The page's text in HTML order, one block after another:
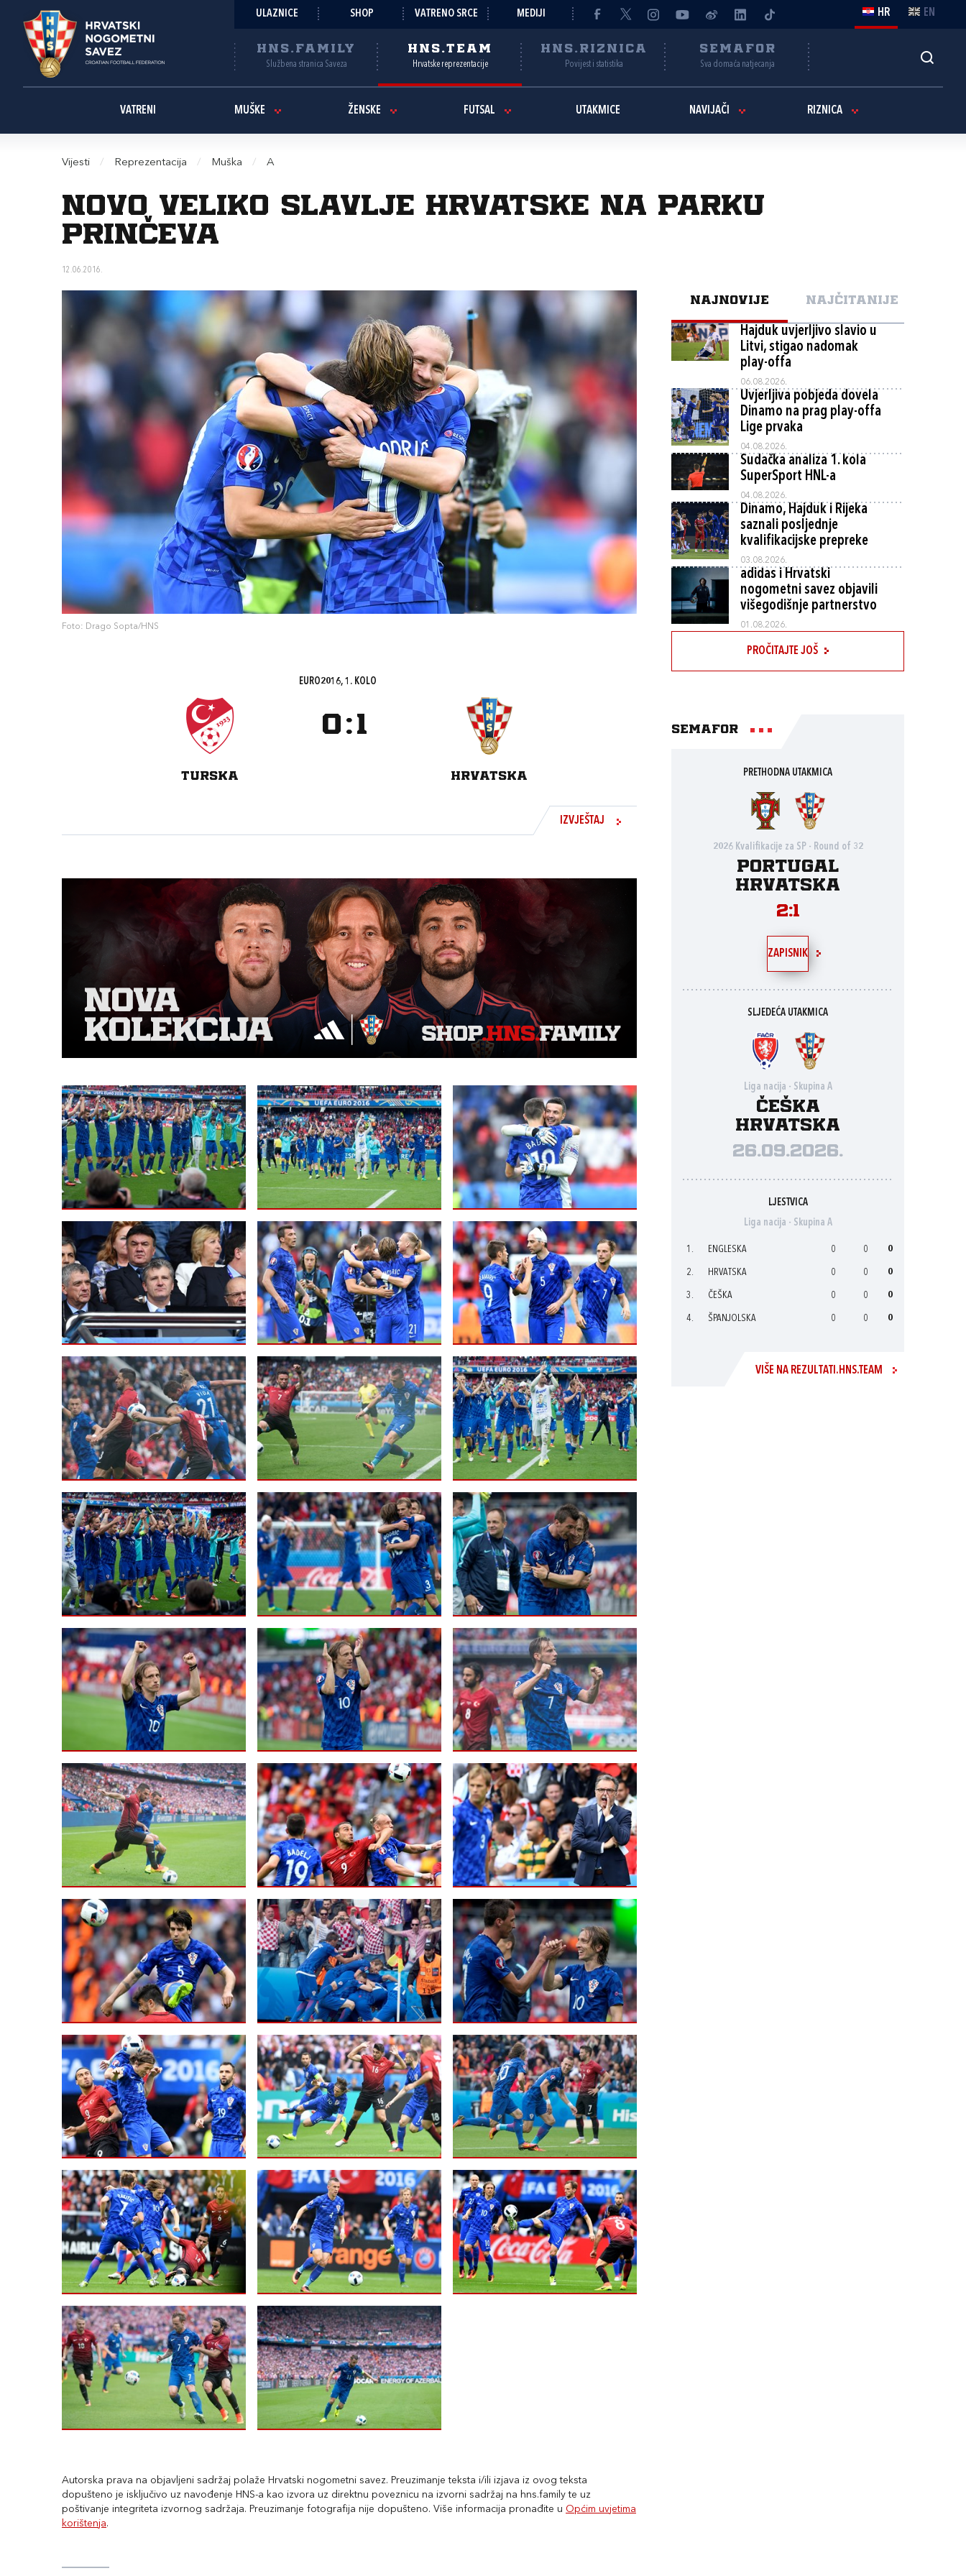
ULAZNICE SHOP VATRENO SRCE MEDIJI HR EN
HNS.FAMILY
Službena stranica Saveza
HNS.TEAM
Hrvatske reprezentacije
HNS.RIZNICA
Povijest i statistika
SEMAFOR
Sva domaća natjecanja
VATRENI MUŠKE ŽENSKE FUTSAL UTAKMICE NAVIJAČI RIZNICA
Vijesti / Reprezentacija / Muška / A
Novo veliko slavlje Hrvatske na Parku
prinčeva
12.06.2016.
Foto: Drago Sopta/HNS
EURO2016, 1. KOLO
TURSKA
0 :1
HRVATSKA
IZVJEŠTAJ
Autorska prava na objavljeni sadržaj polaže Hrvatski nogometni savez. Preuzimanje teksta i/ili izjava iz ovog teksta
dopušteno je isključivo uz navođenje HNS-a kao izvora uz direktnu poveznicu na izvorni sadržaj na hns.family te uz
poštivanje integriteta izvornog sadržaja. Preuzimanje fotografija nije dopušteno. Više informacija pronađite u Općim uvjetima
korištenja.
NAJNOVIJE NAJČITANIJE
Hajduk uvjerljivo slavio u
Litvi, stigao nadomak
play-offa
06.08.2026.
Uvjerljiva pobjeda dovela
Dinamo na prag play-offa
Lige prvaka
04.08.2026.
Sudačka analiza 1. kola
SuperSport HNL-a
04.08.2026.
Dinamo, Hajduk i Rijeka
saznali posljednje
kvalifikacijske prepreke
03.08.2026.
adidas i Hrvatski
nogometni savez objavili
višegodišnje partnerstvo
01.08.2026.
PROČITAJTE JOŠ
Semafor
PRETHODNA UTAKMICA
2026 Kvalifikacije za SP - Round of 32
Portugal
Hrvatska
2:1
ZAPISNIK
SLJEDEĆA UTAKMICA
Liga nacija - Skupina A
Češka
Hrvatska
26.09.2026.
LJESTVICA
Liga nacija - Skupina A
1. ENGLESKA 0 0 0
2. HRVATSKA 0 0 0
3. ČEŠKA 0 0 0
4. ŠPANJOLSKA 0 0 0
VIŠE NA REZULTATI.HNS.TEAM